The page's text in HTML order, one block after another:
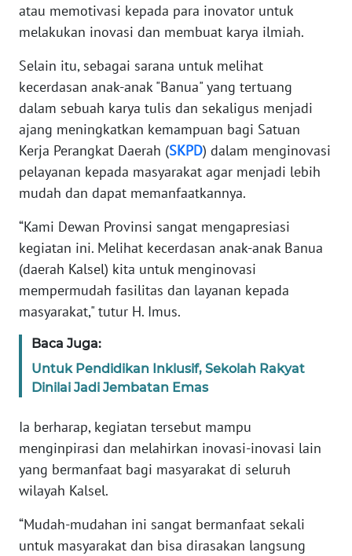
atau memotivasi kepada para inovator untuk
melakukan inovasi dan membuat karya ilmiah.
Selain itu, sebagai sarana untuk melihat
kecerdasan anak-anak "Banua" yang tertuang
dalam sebuah karya tulis dan sekaligus menjadi
ajang meningkatkan kemampuan bagi Satuan
Kerja Perangkat Daerah (SKPD) dalam menginovasi
pelayanan kepada masyarakat agar menjadi lebih
mudah dan dapat memanfaatkannya.
“Kami Dewan Provinsi sangat mengapresiasi
kegiatan ini. Melihat kecerdasan anak-anak Banua
(daerah Kalsel) kita untuk menginovasi
mempermudah fasilitas dan layanan kepada
masyarakat," tutur H. Imus.
Baca Juga:
Untuk Pendidikan Inklusif, Sekolah Rakyat
Dinilai Jadi Jembatan Emas
Ia berharap, kegiatan tersebut mampu
menginpirasi dan melahirkan inovasi-inovasi lain
yang bermanfaat bagi masyarakat di seluruh
wilayah Kalsel.
“Mudah-mudahan ini sangat bermanfaat sekali
untuk masyarakat dan bisa dirasakan langsung
WN
NTT
WN
WN
PAPUA
WN
BARAT
WN
RIAU
SERAMBI
WN
WN
SULTRA
NTB